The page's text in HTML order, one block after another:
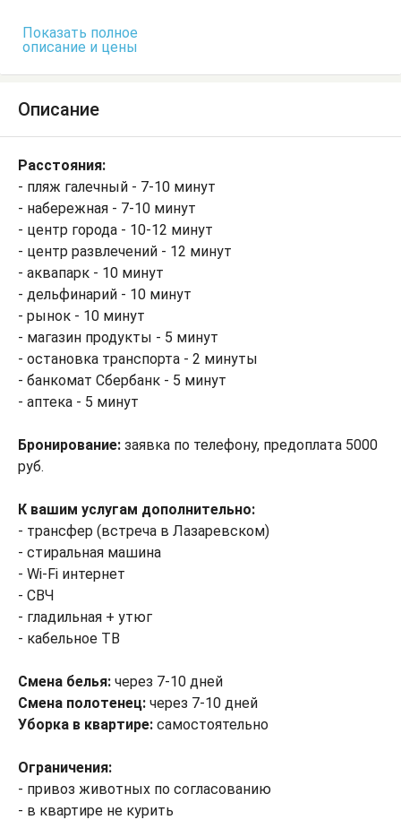
Показать полное
описание и цены
Описание
Расстояния:
- пляж галечный - 7-10 минут
- набережная - 7-10 минут
- центр города - 10-12 минут
- центр развлечений - 12 минут
- аквапарк - 10 минут
- дельфинарий - 10 минут
- рынок - 10 минут
- магазин продукты - 5 минут
- остановка транспорта - 2 минуты
- банкомат Сбербанк - 5 минут
- аптека - 5 минут
Бронирование: заявка по телефону, предоплата 5000
руб.
К вашим услугам дополнительно:
- трансфер (встреча в Лазаревском)
- стиральная машина
- Wi-Fi интернет
- СВЧ
- гладильная + утюг
- кабельное ТВ
Смена белья: через 7-10 дней
Смена полотенец: через 7-10 дней
Уборка в квартире: самостоятельно
Ограничения:
- привоз животных по согласованию
- в квартире не курить